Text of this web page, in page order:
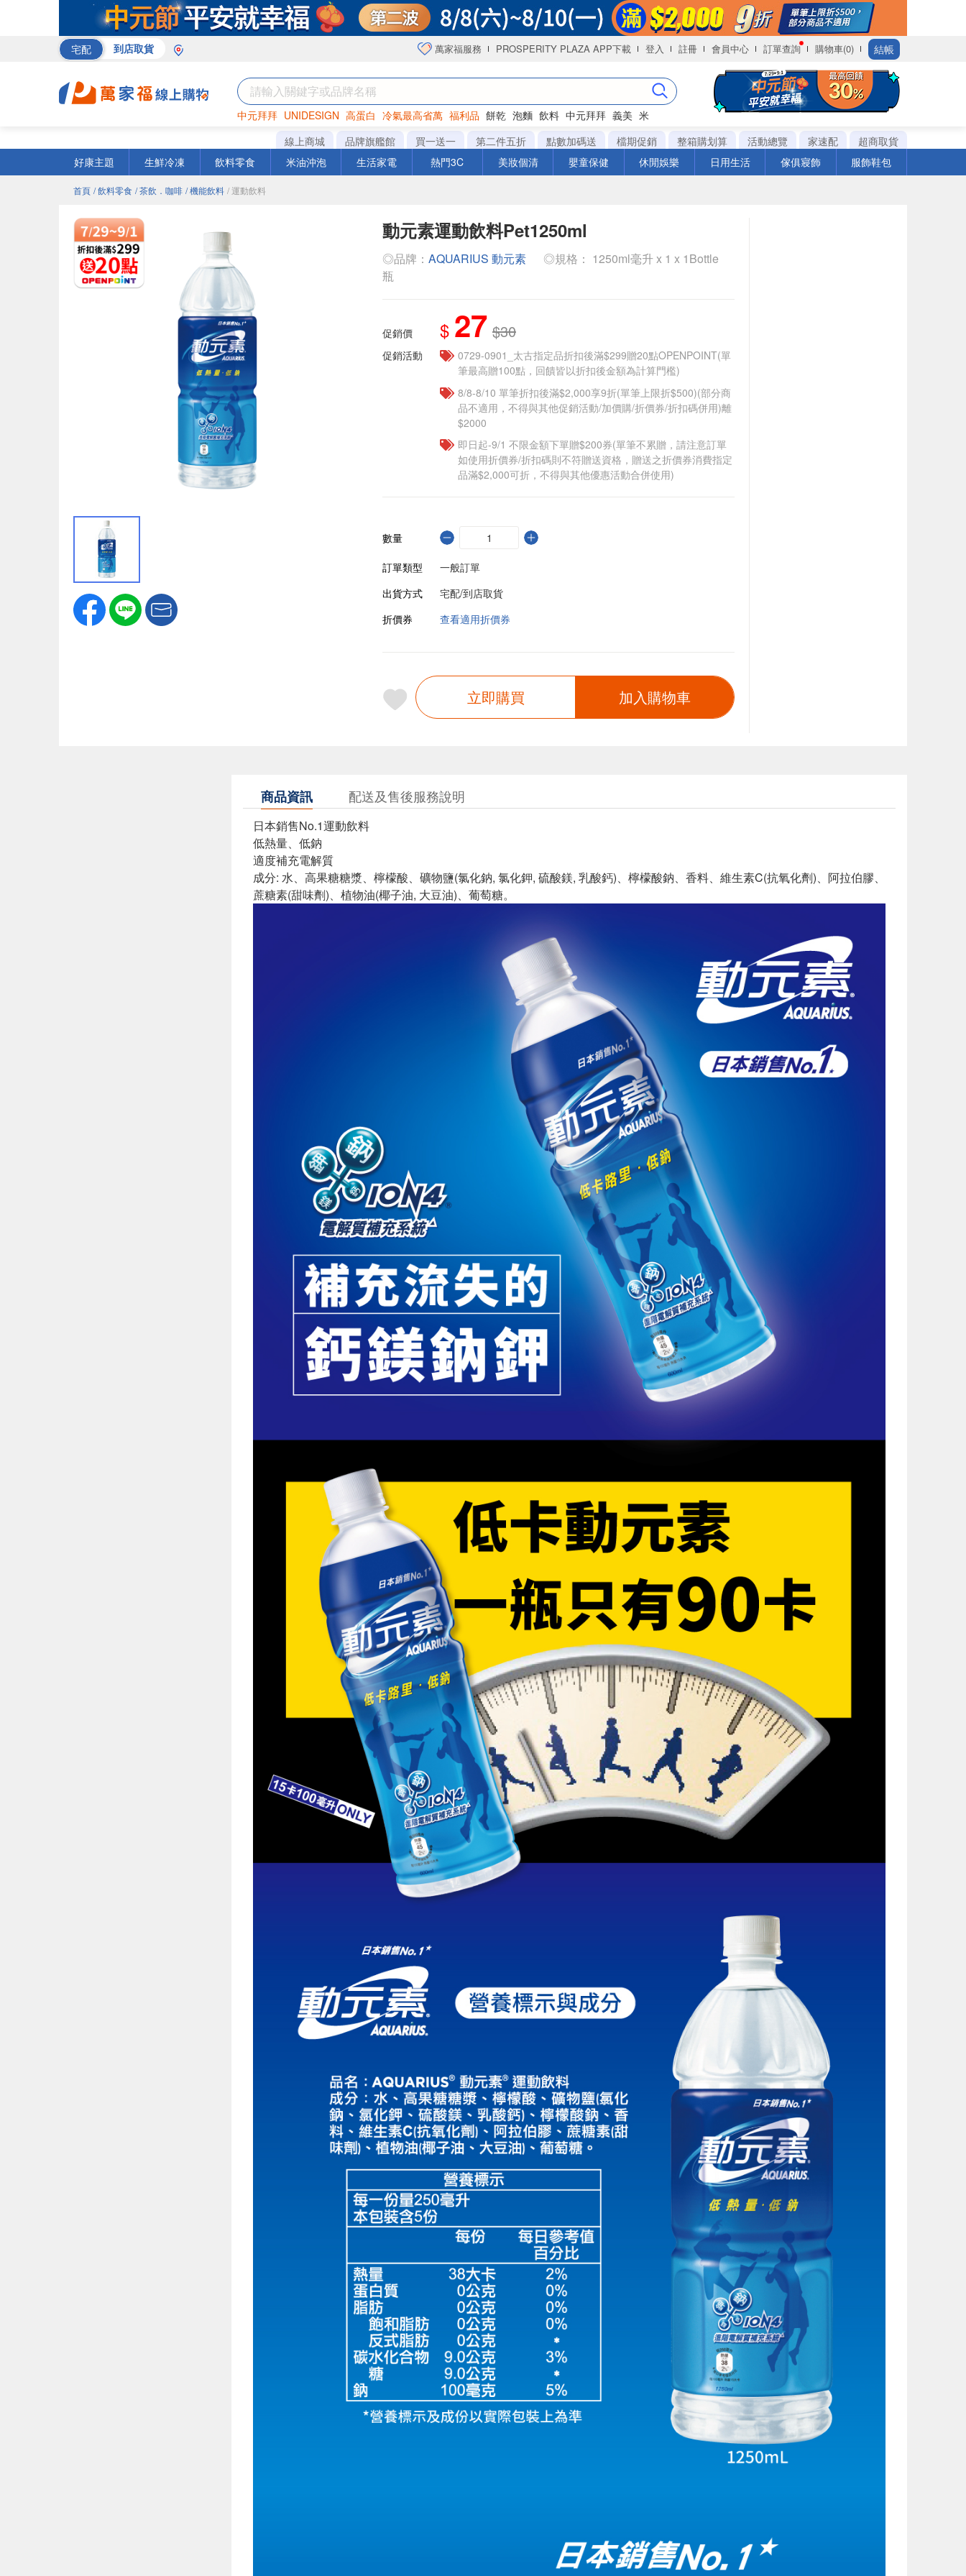
宅配 到店取貨 萬家福服務 PROSPERITY PLAZA APP下載 登入 註冊 會員中心 訂單查詢 購物車(0) 結帳
中元拜拜 UNIDESIGN 高蛋白 冷氣最高省萬 福利品 餅乾 泡麵 飲料 中元拜拜 義美 米
罐頭 咖啡 海苔
線上商城 品牌旗艦館 買一送一 第二件五折 點數加碼送 檔期促銷 整箱購划算 活動總覽 家速配
超商取貨
好康主題
生鮮冷凍 飲料零食 米油沖泡 生活家電 熱門3C 美妝個清 嬰童保健 休閒娛樂 日用生活 傢俱寢飾 服飾鞋包
首頁 / 飲料零食 / 茶飲．咖啡 / 機能飲料 / 運動飲料
動元素運動飲料Pet1250ml
◎品牌： AQUARIUS 動元素
◎規格： 1250ml毫升 x 1 x 1Bottle
瓶
促銷價 $ 27 $30
促銷活動
0729-0901_太古指定品折扣後滿$299贈20點OPENPOINT(單
筆最高贈100點，回饋皆以折扣後金額為計算門檻)
8/8-8/10 單筆折扣後滿$2,000享9折(單筆上限折$500)(部分商
品不適用，不得與其他促銷活動/加價購/折價券/折扣碼併用)離
$2000
即日起-9/1 不限金額下單贈$200券(單筆不累贈，請注意訂單
如使用折價券/折扣碼則不符贈送資格，贈送之折價券消費指定
品滿$2,000可折，不得與其他優惠活動合併使用)
數量
訂單類型
一般訂單
出貨方式
宅配/到店取貨
折價券
查看適用折價券
立即購買 加入購物車
商品資訊 配送及售後服務說明
日本銷售No.1運動飲料
低熱量、低鈉
適度補充電解質
成分: 水、高果糖糖漿、檸檬酸、礦物鹽(氯化鈉, 氯化鉀, 硫酸鎂, 乳酸鈣)、檸檬酸鈉、香料、維生素C(抗氧化劑)、阿拉伯膠、
蔗糖素(甜味劑)、植物油(椰子油, 大豆油)、葡萄糖。